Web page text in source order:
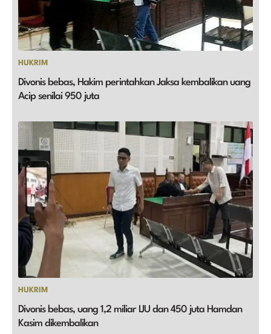
HUKRIM
Divonis bebas, Hakim perintahkan Jaksa kembalikan uang
Acip senilai 950 juta
HUKRIM
Divonis bebas, uang 1,2 miliar IJU dan 450 juta Hamdan
Kasim dikembalikan